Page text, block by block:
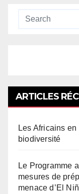
ARTICLES
Les Africains
biodiversité
Le Programme
mesures de
menace d’El